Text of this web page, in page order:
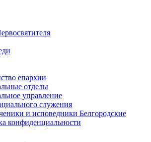
епархии
отделы
управление
служения
и исповедники Белгородские
конфиденциальности